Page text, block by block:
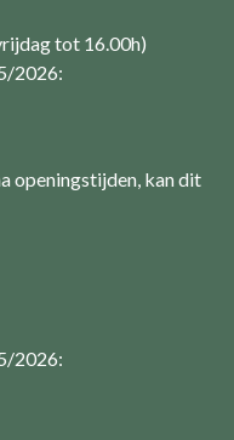
tot 16.00h)
2026:
openingstijden, kan dit
2026: